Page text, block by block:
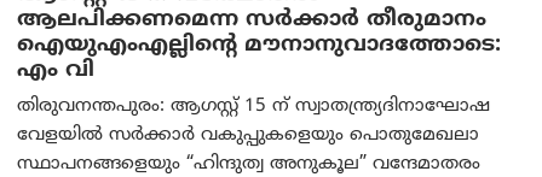
ആലപിക്കണമെന്ന സര്‍ക്കാര്‍ തീരുമാനം
ഐയുഎംഎല്ലിന്റെ മൗനാനുവാദത്തോടെ:
എം വി
തിരുവനന്തപുരം: ആഗസ്റ്റ് 15 ന് സ്വാതന്ത്ര്യദിനാഘോഷ
വേളയിൽ സർക്കാർ വകുപ്പുകളെയും പൊതുമേഖലാ
സ്ഥാപനങ്ങളെയും “ഹിന്ദുത്വ അനുകൂല” വന്ദേമാതരം